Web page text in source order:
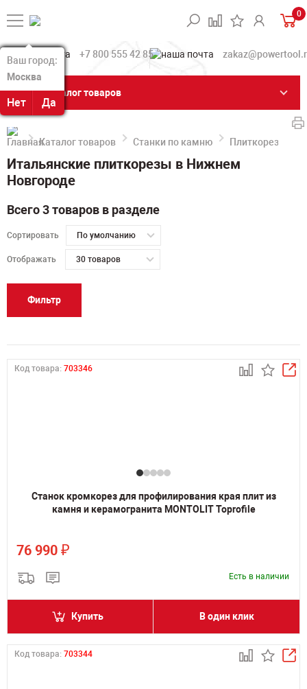
Ваш город:
Москва
Нет Да
Ваш город:
Москва
Нет Да
0
+7 800 555 42 85
Каталог товаров
Каталог товаров Станки по камню Плиткорезы
Итальянские плиткорезы в Нижнем
Новгороде
Всего 3 товаров в разделе
Сортировать По умолчанию
Отображать 30 товаров
Фильтр
Код товара: 703346
Станок кромкорез для профилирования края плит из
камня и керамогранита MONTOLIT Toprofile
76 990 ₽
Есть в наличии
Купить В один клик
Код товара: 703344